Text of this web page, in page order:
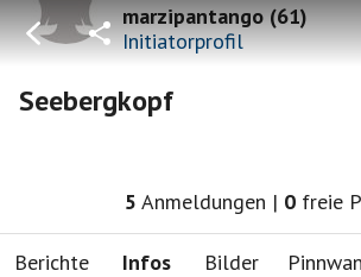
marzipantango(61)
Initiatorprofil
Seebergkopf
5 Anmeldungen | 0 freie
Berichte Infos Bilder